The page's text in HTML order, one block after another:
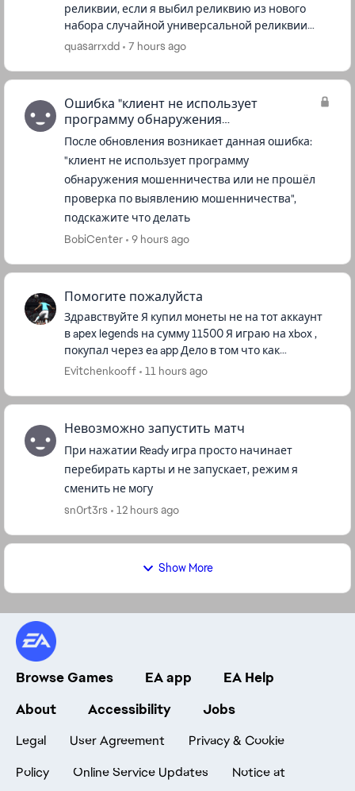
реликвии, если я выбил реликвию из нового
набора случайной универсальной реликвии
реликвии. По сути я же покупаю её и все
quasarrxdd 7 hours ago
Ошибка "клиент не использует
программу обнаружения
мошенничества..."
После обновления возникает данная ошибка:
"клиент не использует программу
обнаружения мошенничества или не прошёл
проверка по выявлению мошенничества",
подскажите что делать
BobiCenter
9 hours ago
Помогите пожалуйста
Здравствуйте Я купил монеты не на тот аккаунт
в apex legends на сумму 11500 Я играю на xbox ,
покупал через ea app Дело в том что как
оказалось что я авторизовался на старой
Evitchenkooff 11 hours ago
Невозможно запустить матч
При нажатии Ready игра просто начинает
перебирать карты и не запускает, режим я
сменить не могу
sn0rt3rs
12 hours ago
Show More
Browse Games EA app
EA Help
About
Accessibility Jobs
Legal User Agreement
Privacy & Cookie
Policy
Online Service Updates Notice at